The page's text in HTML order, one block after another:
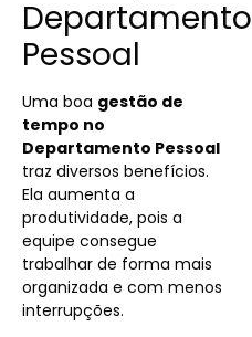
Departamento
Pessoal
Uma boa gestão de
tempo no
Departamento Pessoal
traz diversos benefícios.
Ela aumenta a
produtividade, pois a
equipe consegue
trabalhar de forma mais
organizada e com menos
interrupções.